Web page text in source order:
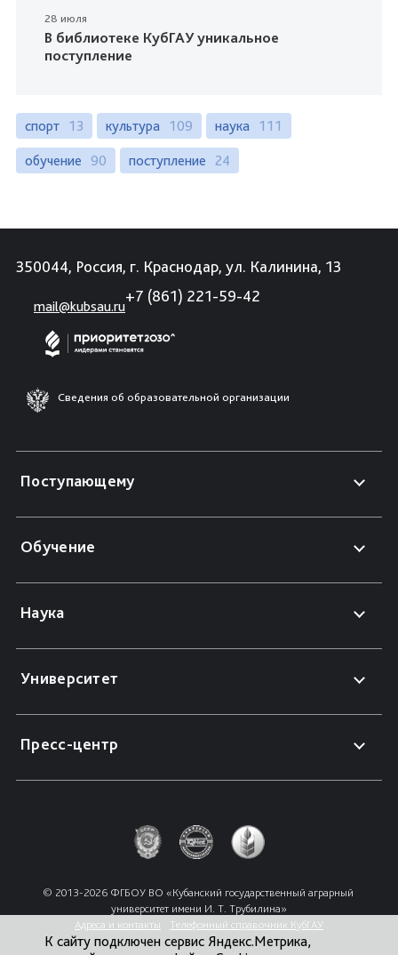
28 июля
В библиотеке КубГАУ уникальное
поступление
спорт 13 культура 109 наука 111
обучение 90 поступление 24
350044, Россия, г. Краснодар, ул. Калинина, 13
mail@kubsau.ru
+7 (861) 221-59-42
Сведения об образовательной организации
Поступающему
Обучение
Наука
Университет
Пресс-центр
© 2013-2026 ФГБОУ ВО «Кубанский государственный аграрный
университет имени И. Т. Трубилина»
Адреса и контакты
Телефонный справочник КубГАУ
К сайту подключен сервис Яндекс.Метрика,